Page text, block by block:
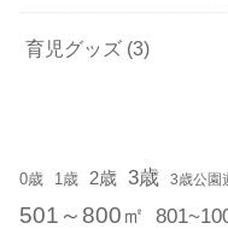
育児グッズ (3)
0歳 1歳 2歳 3歳 3歳公園
501～800㎡